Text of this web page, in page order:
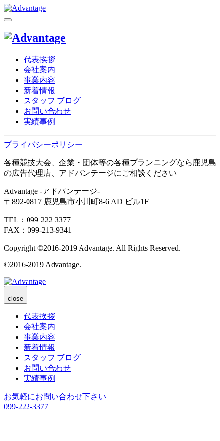
代表挨拶
会社案内
事業内容
新着情報
スタッフ ブログ
お問い合わせ
実績事例
プライバシーポリシー
各種競技大会、企業・団体等の各種プランニングなら鹿児島
の広告代理店、アドバンテージにご相談ください
Advantage -アドバンテージ-
〒892-0817 鹿児島市小川町8-6 AD ビル1F
TEL：099-222-3377
FAX：099-213-9341
Copyright ©2016-2019 Advantage. All Rights Reserved.
©2016-2019 Advantage.
close
代表挨拶
会社案内
事業内容
新着情報
スタッフ ブログ
お問い合わせ
実績事例
お気軽にお問い合わせ下さい
099-222-3377